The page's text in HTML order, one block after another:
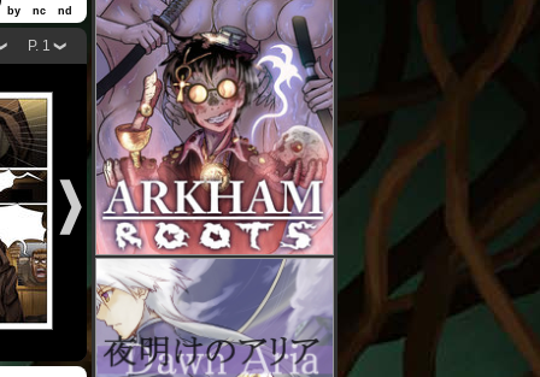
by nc nd
P. 1